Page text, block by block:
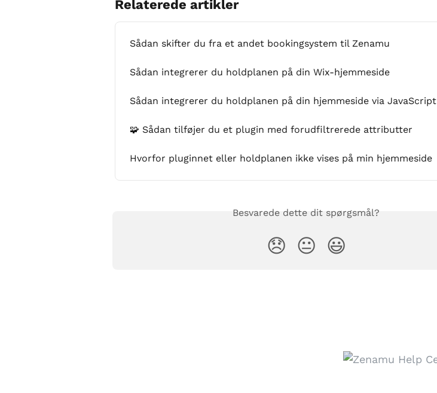
Relaterede artikler
Sådan skifter du fra et andet bookingsystem til Zenamu
Sådan integrerer du holdplanen på din Wix-hjemmeside
Sådan integrerer du holdplanen på din hjemmeside via JavaScript
🧩 Sådan tilføjer du et plugin med forudfiltrerede attributter
Hvorfor pluginnet eller holdplanen ikke vises på min hjemmeside
Besvarede dette dit spørgsmål?
😞 😐 😃